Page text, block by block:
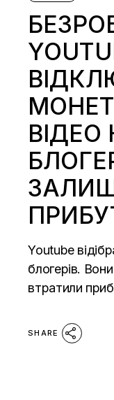
ВІДЕО
Youtube
блогерів. Вони
втратили
SHARE